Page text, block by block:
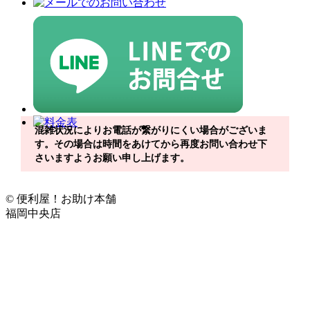
混雑状況によりお電話が繋がりにくい場合がございま
す。その場合は時間をあけてから再度お問い合わせ下
さいますようお願い申し上げます。
© 便利屋！お助け本舗
福岡中央店